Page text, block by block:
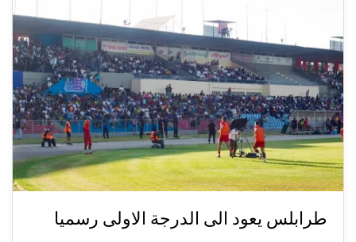
طرابلس يعود الى الدرجة الاولى رسميا